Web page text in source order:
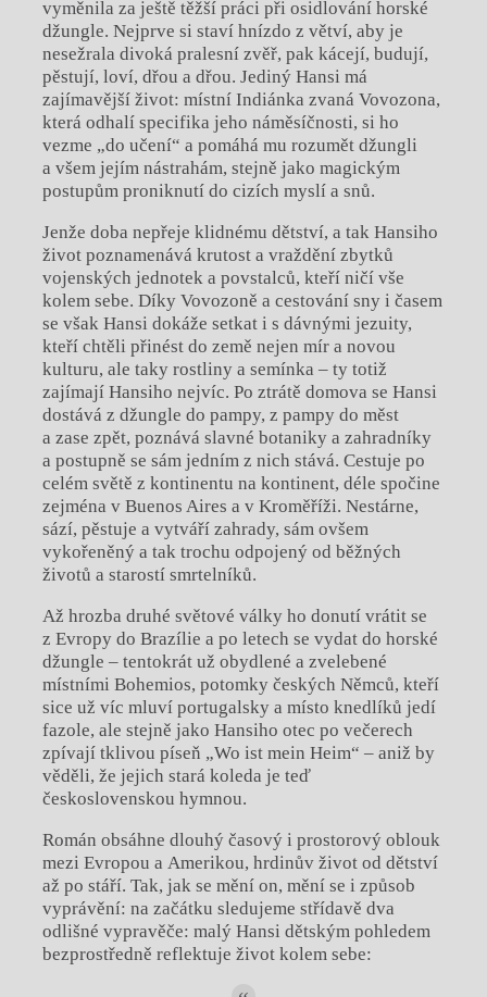
vyměnila za ještě těžší práci při osidlování horské
džungle. Nejprve si staví hnízdo z větví, aby je
nesežrala divoká pralesní zvěř, pak kácejí, budují,
pěstují, loví, dřou a dřou. Jediný Hansi má
zajímavější život: místní Indiánka zvaná Vovozona,
která odhalí specifika jeho náměsíčnosti, si ho
vezme „do učení“ a pomáhá mu rozumět džungli
a všem jejím nástrahám, stejně jako magickým
postupům proniknutí do cizích myslí a snů.
Jenže doba nepřeje klidnému dětství, a tak Hansiho
život poznamenává krutost a vraždění zbytků
vojenských jednotek a povstalců, kteří ničí vše
kolem sebe. Díky Vovozoně a cestování sny i časem
se však Hansi dokáže setkat i s dávnými jezuity,
kteří chtěli přinést do země nejen mír a novou
kulturu, ale taky rostliny a semínka – ty totiž
zajímají Hansiho nejvíc. Po ztrátě domova se Hansi
dostává z džungle do pampy, z pampy do měst
a zase zpět, poznává slavné botaniky a zahradníky
a postupně se sám jedním z nich stává. Cestuje po
celém světě z kontinentu na kontinent, déle spočine
zejména v Buenos Aires a v Kroměříži. Nestárne,
sází, pěstuje a vytváří zahrady, sám ovšem
vykořeněný a tak trochu odpojený od běžných
životů a starostí smrtelníků.
Až hrozba druhé světové války ho donutí vrátit se
z Evropy do Brazílie a po letech se vydat do horské
džungle – tentokrát už obydlené a zvelebené
místními Bohemios, potomky českých Němců, kteří
sice už víc mluví portugalsky a místo knedlíků jedí
fazole, ale stejně jako Hansiho otec po večerech
zpívají tklivou píseň „Wo ist mein Heim“ – aniž by
věděli, že jejich stará koleda je teď
československou hymnou.
Román obsáhne dlouhý časový i prostorový oblouk
mezi Evropou a Amerikou, hrdinův život od dětství
až po stáří. Tak, jak se mění on, mění se i způsob
vyprávění: na začátku sledujeme střídavě dva
odlišné vypravěče: malý Hansi dětským pohledem
bezprostředně reflektuje život kolem sebe: